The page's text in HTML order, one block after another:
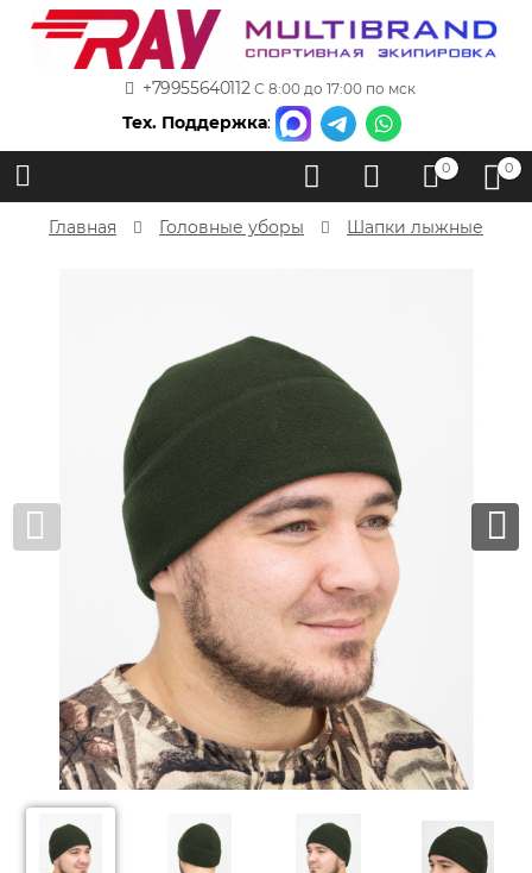
+79955640112 С 8:00 до 17:00 по мск
Тех. Поддержка:
0 0
Главная Головные уборы Шапки лыжные